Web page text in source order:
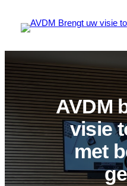
naar
inhoud
AVDM
visie
met